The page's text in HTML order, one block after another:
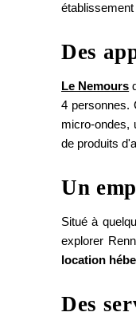
Des
Le Nemours
4 personnes.
micro-ondes,
de produits
Un
Situé à
explorer
location
Des